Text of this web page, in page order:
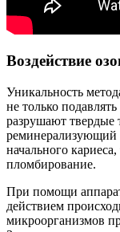
Воздействие
Уникальность
не только
разрушают твердые
реминерализующий
начального
пломбирование.
При помощи
действием
микроорганизмов